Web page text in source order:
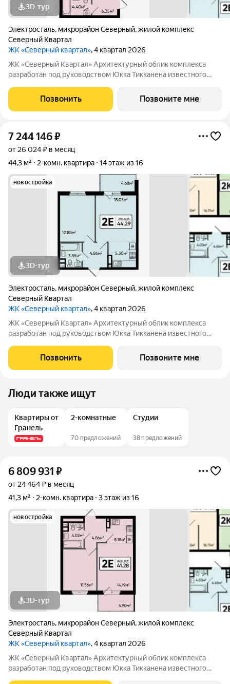
3D-тур
Электросталь, микрорайон Северный,жилой комплекс
Северный Квартал
ЖК «Северный квартал», 4 квартал 2026
ЖК «Северный Квартал» Архитектурный облик комплекса
разработан под руководством Юкка Тикканена известного
сочетании современного дизайна и северной эстетики. В
данном проекте Тикканен удачно
Позвонить Позвоните мне
7 244 146₽
от 26 024 ₽ в месяц
44,3 м²
2-комн. квартира 14 этаж из 16
новостройка
3D-тур
Электросталь, микрорайон Северный,жилой комплекс
Северный Квартал
ЖК «Северный квартал», 4 квартал 2026
ЖК «Северный Квартал» Архитектурный облик комплекса
разработан под руководством Юкка Тикканена известного
сочетании современного дизайна и северной эстетики. В
данном проекте Тикканен удачно
Позвонить Позвоните мне
Люди также ищут
Квартиры от
Гранель
2-комнатные
70 предложений
Студии
38 предложений
6 809 931 ₽
от 24 464 ₽ в месяц
41,3 м²
2-комн. квартира 3 этаж из 16
новостройка
3D-тур
Электросталь, микрорайон Северный,жилой комплекс
Северный Квартал
ЖК «Северный квартал», 4 квартал 2026
ЖК «Северный Квартал» Архитектурный облик комплекса
разработан под руководством Юкка Тикканена известного